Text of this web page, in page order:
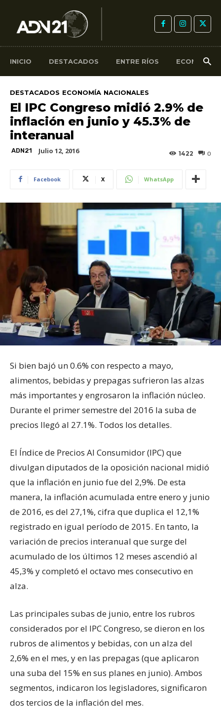
INICIO DESTACADOS ENTRE RÍOS ECONOMÍA
DESTACADOS ECONOMÍA NACIONALES
El IPC Congreso midió 2.9% de
inflación en junio y 45.3% de
interanual
ADN21 Julio 12, 2016 0
1422
Facebook X WhatsApp
Si bien bajó un 0.6% con respecto a mayo,
alimentos, bebidas y prepagas sufrieron las alzas
más importantes y engrosaron la inflación núcleo.
Durante el primer semestre del 2016 la suba de
precios llegó al 27.1%. Todos los detalles.
El Índice de Precios Al Consumidor (IPC) que
divulgan diputados de la oposición nacional midió
que la inflación en junio fue del 2,9%. De esta
manera, la inflación acumulada entre enero y junio
de 2016, es del 27,1%, cifra que duplica el 12,1%
registrado en igual período de 2015. En tanto, la
variación de precios interanual que surge del
acumulado de los últimos 12 meses ascendió al
45,3% y completó el octavo mes consecutivo en
alza.
Las principales subas de junio, entre los rubros
considerados por el IPC Congreso, se dieron en los
rubros de alimentos y bebidas, con un alza del
2,6% en el mes, y en las prepagas (que aplicaron
una suba del 15% en sus planes en junio). Ambos
segmentos, indicaron los legisladores, significaron
dos tercios de la inflación del mes.